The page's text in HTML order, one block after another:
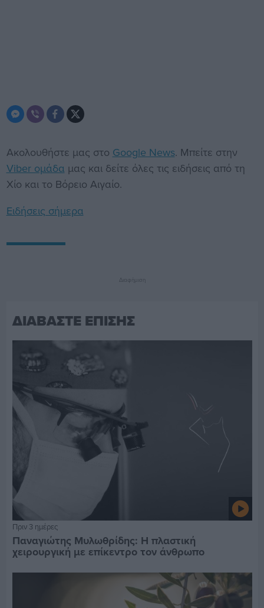
Ακολουθήστε μας στο Google News. Μπείτε στην
Viber ομάδα μας και δείτε όλες τις ειδήσεις από τη
Χίο και το Βόρειο Αιγαίο.
Ειδήσεις σήμερα
Διαφήμιση
ΔΙΑΒΑΣΤΕ ΕΠΙΣΗΣ
Πριν 3 ημέρες
Παναγιώτης Μυλωθρίδης: Η πλαστική
χειρουργική με επίκεντρο τον άνθρωπο